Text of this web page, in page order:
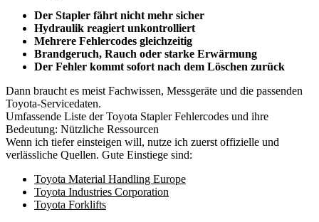
Der Stapler fährt nicht mehr sicher
Hydraulik reagiert unkontrolliert
Mehrere Fehlercodes gleichzeitig
Brandgeruch, Rauch oder starke Erwärmung
Der Fehler kommt sofort nach dem Löschen zurück
Dann braucht es meist Fachwissen, Messgeräte und die passenden
Toyota-Servicedaten.
Umfassende Liste der Toyota Stapler Fehlercodes und ihre
Bedeutung: Nützliche Ressourcen
Wenn ich tiefer einsteigen will, nutze ich zuerst offizielle und
verlässliche Quellen. Gute Einstiege sind:
Toyota Material Handling Europe
Toyota Industries Corporation
Toyota Forklifts